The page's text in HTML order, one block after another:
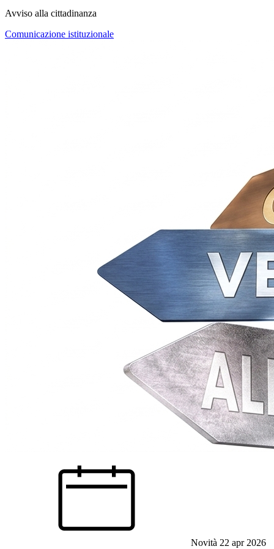
Avviso alla cittadinanza
Comunicazione istituzionale
Novità 22 apr 2026